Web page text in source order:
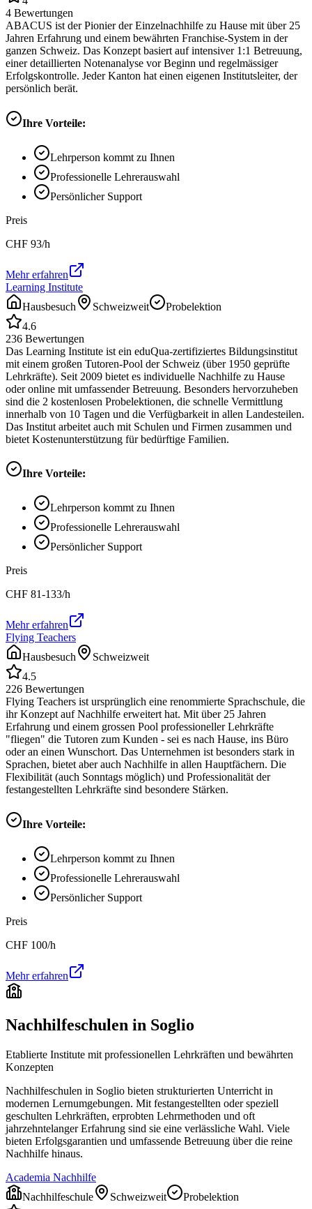
4 Bewertungen
ABACUS ist der Pionier der Einzelnachhilfe zu Hause mit über 25
Jahren Erfahrung und einem bewährten Franchise-System in der
ganzen Schweiz. Das Konzept basiert auf intensiver 1:1 Betreuung,
einer detaillierten Notenanalyse vor Beginn und regelmässiger
Erfolgskontrolle. Jeder Kanton hat einen eigenen Institutsleiter, der
persönlich berät.
Ihre Vorteile:
Lehrperson kommt zu Ihnen
Professionelle Lehrerauswahl
Persönlicher Support
Preis
CHF 93/h
Mehr erfahren
Learning Institute
Hausbesuch
Schweizweit
Probelektion
4.6
236 Bewertungen
Das Learning Institute ist ein eduQua-zertifiziertes Bildungsinstitut
mit einem großen Tutoren-Pool der Schweiz (über 1950 geprüfte
Lehrkräfte). Seit 2009 bietet es individuelle Nachhilfe zu Hause
oder online mit umfassender Betreuung. Besonders hervorzuheben
sind die 2 kostenlosen Probelektionen, die schnelle Vermittlung
innerhalb von 10 Tagen und die Verfügbarkeit in allen Landesteilen.
Das Institut arbeitet auch mit Schulen und Firmen zusammen und
bietet Kostenunterstützung für bedürftige Familien.
Ihre Vorteile:
Lehrperson kommt zu Ihnen
Professionelle Lehrerauswahl
Persönlicher Support
Preis
CHF 81-133/h
Mehr erfahren
Flying Teachers
Hausbesuch
Schweizweit
4.5
226 Bewertungen
Flying Teachers ist ursprünglich eine renommierte Sprachschule, die
ihr Konzept auf Nachhilfe erweitert hat. Mit über 25 Jahren
Erfahrung und einem grossen Pool professioneller Lehrkräfte
"fliegen" die Tutoren zum Kunden - sei es nach Hause, ins Büro
oder an einen Wunschort. Das Unternehmen ist besonders stark in
Sprachen, bietet aber auch Nachhilfe in allen Hauptfächern. Die
Flexibilität (auch Sonntags möglich) und Professionalität der
festangestellten Lehrkräfte sind besondere Stärken.
Ihre Vorteile:
Lehrperson kommt zu Ihnen
Professionelle Lehrerauswahl
Persönlicher Support
Preis
CHF 100/h
Mehr erfahren
Nachhilfeschulen in Soglio
Etablierte Institute mit professionellen Lehrkräften und bewährten
Konzepten
Nachhilfeschulen in Soglio bieten strukturierten Unterricht in
modernen Lernumgebungen. Mit festangestellten oder speziell
geschulten Lehrkräften, erprobten Lehrmethoden und oft
jahrzehntelanger Erfahrung sind sie eine verlässliche Wahl. Viele
bieten Erfolgsgarantien und umfassende Betreuung über die reine
Nachhilfe hinaus.
Academia Nachhilfe
Nachhilfeschule
Schweizweit
Probelektion